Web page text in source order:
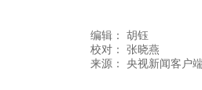
编辑： 胡钰
校对： 张晓燕